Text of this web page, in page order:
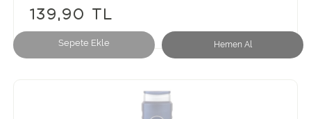
Sepete Ekle Hemen Al
139,90 TL